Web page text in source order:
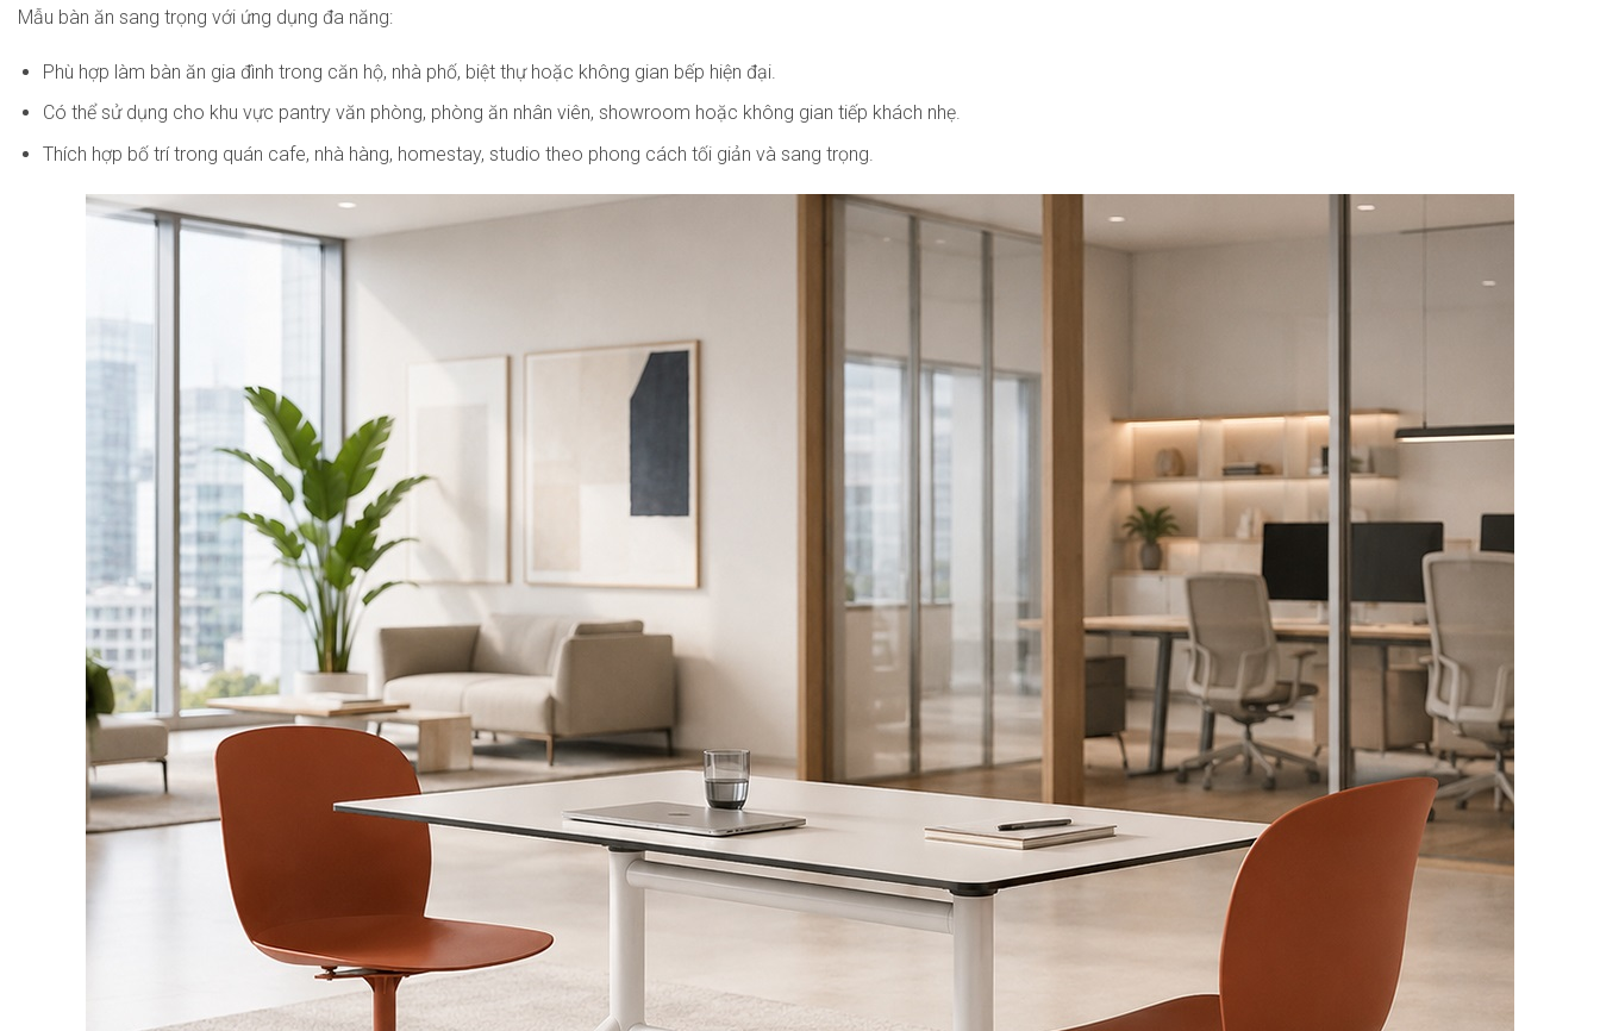
Mẫu bàn ăn sang trọng với ứng dụng đa năng:
Phù hợp làm bàn ăn gia đình trong căn hộ, nhà phố, biệt thự hoặc không gian bếp hiện đại.
Có thể sử dụng cho khu vực pantry văn phòng, phòng ăn nhân viên, showroom hoặc không gian tiếp khách nhẹ.
Thích hợp bố trí trong quán cafe, nhà hàng, homestay, studio theo phong cách tối giản và sang trọng.